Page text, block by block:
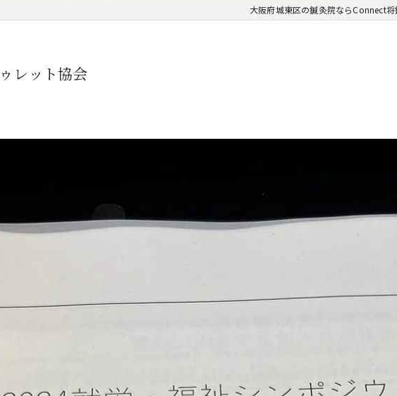
大阪府城東区の鍼灸院ならConnect将
レット協会